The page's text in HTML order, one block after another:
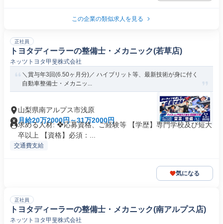
この企業の類似求人を見る
正社員
トヨタディーラーの整備士・メカニック(若草店)
ネッツトヨタ甲斐株式会社
＼賞与年3回(6.50ヶ月分)／ ハイブリット等、最新技術が身に付く
自動車整備士・メカニッ...
山梨県南アルプス市浅原
月給20万2000円～31万2000円
求める人材: ❖応募資格、ご経験等 【学歴】専門学校及び短大
卒以上 【資格】必須：...
交通費支給
気になる
正社員
トヨタディーラーの整備士・メカニック(南アルプス店)
ネッツトヨタ甲斐株式会社